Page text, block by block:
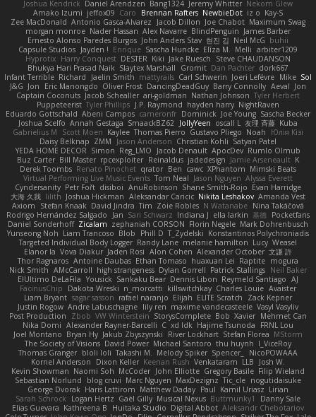
Joshua Kendrick Daniel Arendzen Bang1324 Jeremy Whitter Nekom Glew
Amako Izumi jeffox09 Caro Brennan Rafters NewbieDot iz o Kay-S
Zee MacDonald Antonio Gasca-Alvarez Jacob Dillon Joe Chabot Maximum Swag
morgan monroe Nader Hassan Alex Navarre BlindPenguin James Barber
Ernesto Alonso Paredes Burgos John Anders Stav 현진 김 Neil McG buhii
Capsule Studios Jayden ! Enrique Sascha Huncke Elīza M. Melli arbiter1209
Hyprotix Harry Conquest DESTER Kiki Jake Ruesch
Steve CHAUDANSON
Bhukya Hari Prasad Naik Slaytex Marshall Gromit Dan Pachter dork667
Infant Terrible Richard Jaelin Smith mattyrails Carl Schwerin Joeri Lefévre Mike Sol
J&G Jon Eric Manongdo Oliver Frost DancingDeadGuy Barry Connolly Aeval Jon
Captain Coconuts Jacob Schealler ari-goldman Nathan Johnson Tyler Herbert
Puppeteerist Tyler Phillips J.P. Raymond hayden harry NightRaven
Eduardo Gottschald Abeni Campos cameronfr Dominick Joe Young Sascha Becker
Joshua Scelfo Annah Gestaga SmaackBZ62 JollyYeen oscall L 友理 斉藤 Kuba
Gabrielius M
Scott Moen Kaylee Thomas Pierro Gustavo Pliego Noah
Юлія Кізі
Daisy Belknap ZMM Jason Anderson Christian Kohli Satyan Patel
YEDA HOME DECOR Simon Reg_LMO Jacob Denault ApocDev Rumlo Olmub
Buz Carter Bill Master rpcexploiter Reinaldus jadedesign Jamie Arseneault K
Derek Toombs Renato Pinochet qrator Ben cawc XPhantom Mimski Beats
Virtual Performing Live Music Events Tom Neal Jason Nguyen Alyssa Everett
Cyndersanity Petr Fořt disiboi AnuRobinson Shane Smith-Rojo Evan Harridge
大海 久我 lilith Joshua Hickman Aleksandar Caricic Nikita Leshakov Amanda Vest
Axiom
Stefan Knaak David Jindra Tim Zoie Robles N Watanabe Nina Takáčová
Rodrigo Hernández Salgado
Jan Sari Schwarz Indiana J ella larkin 基德 Pocketfans
Daniel Sonderhoff Zicalam zephaniah CORSON Florin Negele Mark Dohrenbusch
Yunseong Noh Liam Trancoso Blob Phill D T_Zydelski Konstantinos Polychroniadis
Targeted Individual Body Logger Randy Lane melanie hamilton Lucy Weasel
Elanor la Vova Diakur Jaden Rosi Alon Cohen Alexander October 文謙 許
Thor Ragnaros Antoine Daubas Ethan Tomaso huaxuan Lei Raptite mogura
Nick Smith AMcCarroll high strangeness Dylan Gorrell Patrick Stallings Neil Baker
ElUltimo DeLaFila Yousick Sankaku Bear Dennis Libon Reymeld Santiago AJ
FacinusChip
Dakota Wreski n_morcatti killswitchkay Charles Louie Avaister
Liam Bryant sagar sasson rafael naranjo Elijah ELITE Scratch
Zack Kepner
Justin Rogow Andre Labuschagne lily ren maxime vandecasteele Vasyl Vasyliv
Post Production
Zbob VW Winterstein StorysComplete Bob Xavier Mehmet Can
Nika Domi Alexander Rayner-Barcelli C xd Idk Hajime Tsunoda
FRNL Lou
Joel Montano Bryan Hy Jakub Zbyszynski River Lockhart Stefan Florea MStorm
The Society of Visions David Power Michael Santoro thu huynh I_ViceRoy
Thomas Granger bloli loli Takashi M. Melody Spiker Spencer_
NicoPOWAAA
Kornel Anderson
Dixon Keller Keenan Rush Venkataram LLB
Josh W.
Kevin Showman Naomi Soh McCoder John Elliotte Gregory Basile Filip Wieland
Sebastian Norlund
blog cruvi Marc Nguyen MaxDezignz Tic_cle nogutidaisuke
George Dvorak Haris Lattirom Matthew Daday Paul Kamil Uriasz Lirian
Sarah Schrock
Logan Hertz Gaël Gilly Musical Nexus Buttmunky1
Danny Sale
Elias Guevara Kathreena B Huitaka Studio Digital Abbot Aleksandr Chebotariov